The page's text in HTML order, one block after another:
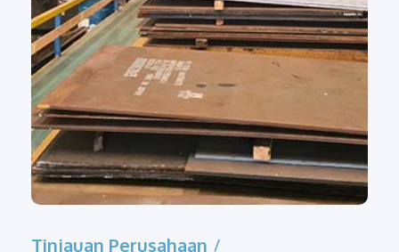
Tinjauan Perusahaan